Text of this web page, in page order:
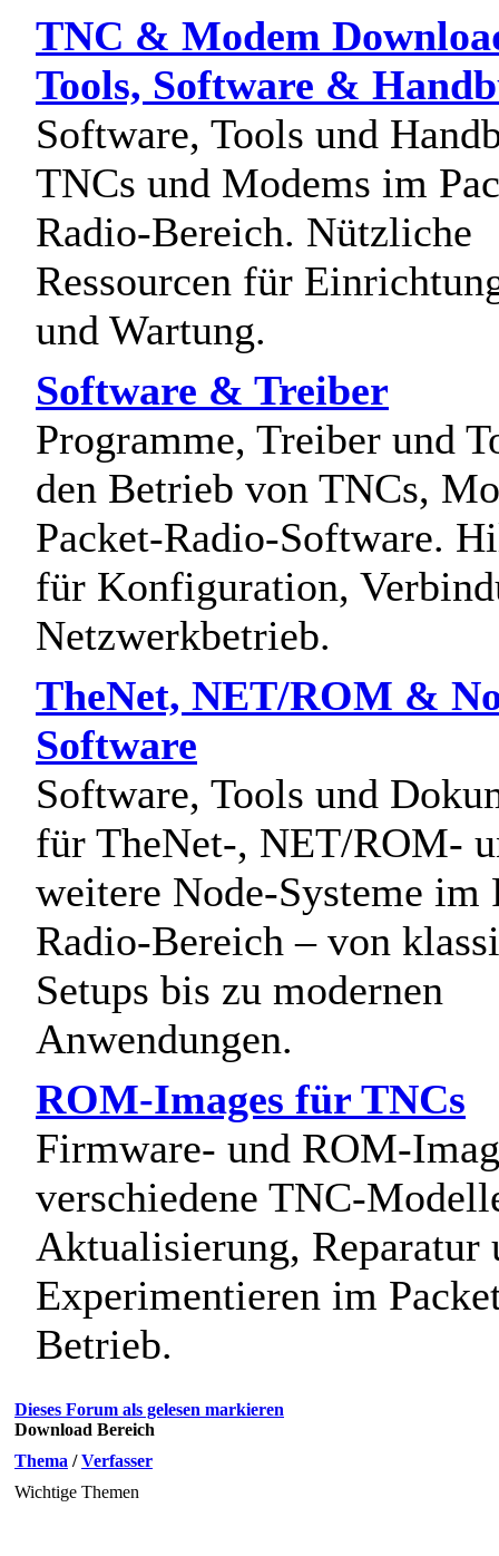
TNC & Modem
Tools, Software &
Software, Tools und
TNCs und Modems im
Radio-Bereich. Nützliche
Ressourcen für
und Wartung.
Software & Treiber
Programme, Treiber und
den Betrieb von TNCs,
Packet-Radio-Software.
für Konfiguration,
Netzwerkbetrieb.
TheNet, NET/ROM &
Software
Software, Tools und
für TheNet-, NET/ROM-
weitere Node-Systeme im
Radio-Bereich – von
Setups bis zu modernen
Anwendungen.
ROM-Images für TNCs
Firmware- und ROM-
verschiedene TNC-
Aktualisierung, Reparatur
Experimentieren im
Betrieb.
Dieses Forum als gelesen markieren
Download Bereich
Thema /Verfasser
Wichtige Themen